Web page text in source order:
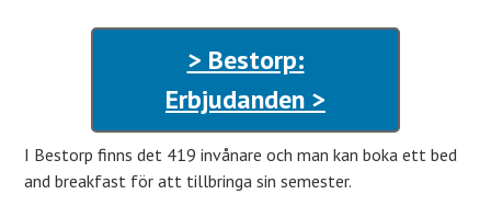
> Bestorp:
Erbjudanden >
I Bestorp finns det 419 invånare och man kan boka ett bed
and breakfast för att tillbringa sin semester.